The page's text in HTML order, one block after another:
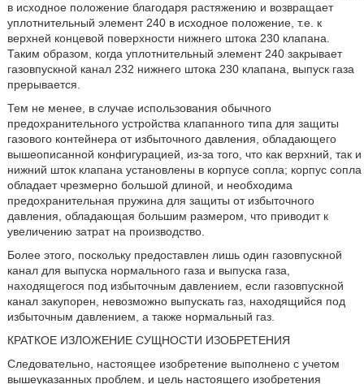
в исходное положение благодаря растяжению и возвращает
уплотнительный элемент 240 в исходное положение, т.е. к
верхней концевой поверхности нижнего штока 230 клапана.
Таким образом, когда уплотнительный элемент 240 закрывает
газовпускной канал 232 нижнего штока 230 клапана, выпуск газа
прерывается.
Тем не менее, в случае использования обычного
предохранительного устройства клапанного типа для защиты
газового контейнера от избыточного давления, обладающего
вышеописанной конфигурацией, из-за того, что как верхний, так и
нижний шток клапана установлены в корпусе сопла; корпус сопла
обладает чрезмерно большой длиной, и необходима
предохранительная пружина для защиты от избыточного
давления, обладающая большим размером, что приводит к
увеличению затрат на производство.
Более этого, поскольку предоставлен лишь один газовпускной
канал для выпуска нормального газа и выпуска газа,
находящегося под избыточным давлением, если газовпускной
канал закупорен, невозможно выпускать газ, находящийся под
избыточным давлением, а также нормальный газ.
КРАТКОЕ ИЗЛОЖЕНИЕ СУЩНОСТИ ИЗОБРЕТЕНИЯ
Следовательно, настоящее изобретение выполнено с учетом
вышеуказанных проблем, и цель настоящего изобретения